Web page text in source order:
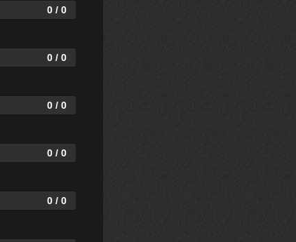
0 / 0
0 / 0
0 / 0
0 / 0
0 / 0